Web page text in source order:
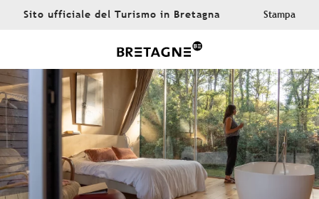
AllerSito ufficiale del Turismo in Bretagna Stampa